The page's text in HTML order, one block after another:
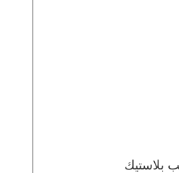
بلاستيك